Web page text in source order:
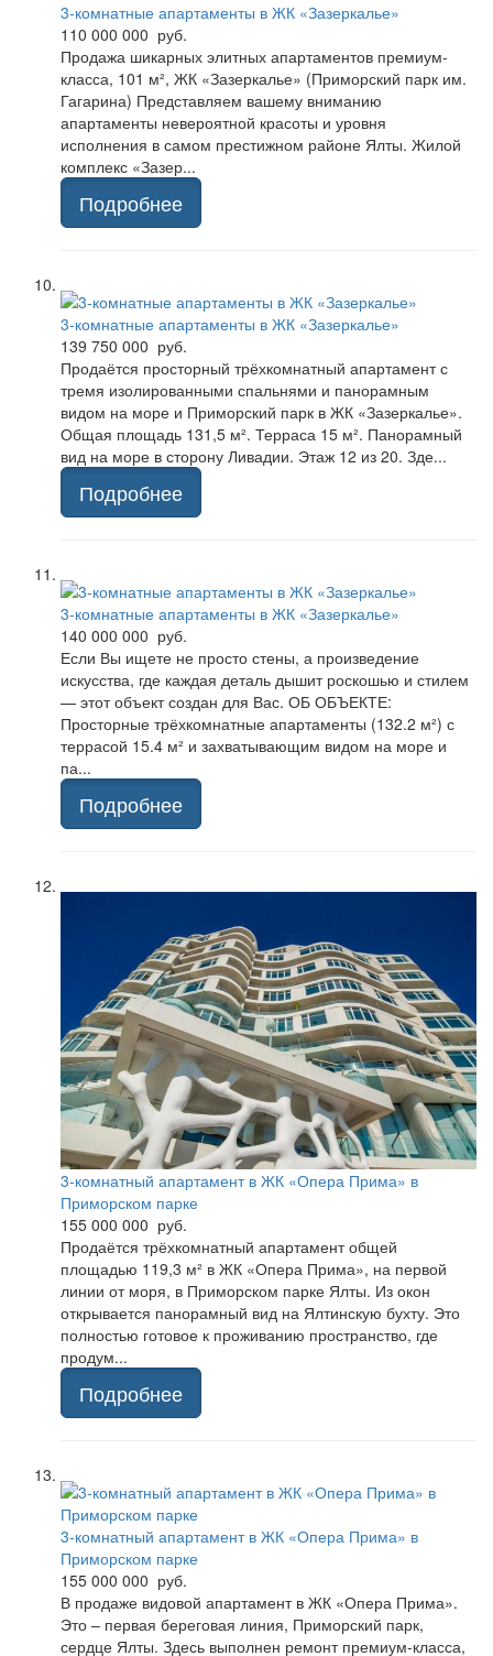
3-комнатные апартаменты в ЖК «Зазеркалье»
110 000 000 руб.
Продажа шикарных элитных апартаментов премиум-
класса, 101 м², ЖК «Зазеркалье» (Приморский парк им.
Гагарина) Представляем вашему вниманию
апартаменты невероятной красоты и уровня
исполнения в самом престижном районе Ялты. Жилой
комплекс «Зазер...
Подробнее
3-комнатные апартаменты в ЖК «Зазеркалье»
139 750 000 руб.
Продаётся просторный трёхкомнатный апартамент с
тремя изолированными спальнями и панорамным
видом на море и Приморский парк в ЖК «Зазеркалье».
Общая площадь 131,5 м². Терраса 15 м². Панорамный
вид на море в сторону Ливадии. Этаж 12 из 20. Зде...
Подробнее
3-комнатные апартаменты в ЖК «Зазеркалье»
140 000 000 руб.
Если Вы ищете не просто стены, а произведение
искусства, где каждая деталь дышит роскошью и стилем
— этот объект создан для Вас. ОБ ОБЪЕКТЕ:
Просторные трёхкомнатные апартаменты (132.2 м²) с
террасой 15.4 м² и захватывающим видом на море и
па...
Подробнее
3-комнатный апартамент в ЖК «Опера Прима» в
Приморском парке
155 000 000 руб.
Продаётся трёхкомнатный апартамент общей
площадью 119,3 м² в ЖК «Опера Прима», на первой
линии от моря, в Приморском парке Ялты. Из окон
открывается панорамный вид на Ялтинскую бухту. Это
полностью готовое к проживанию пространство, где
продум...
Подробнее
3-комнатный апартамент в ЖК «Опера Прима» в
Приморском парке
155 000 000 руб.
В продаже видовой апартамент в ЖК «Опера Прима».
Это – первая береговая линия, Приморский парк,
сердце Ялты. Здесь выполнен ремонт премиум-класса,